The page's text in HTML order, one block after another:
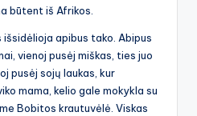
būtent iš Afrikos.
apibus tako. Abipus
vienoj pusėj miškas, ties juo
pusėj sojų laukas, kur
mama, kelio gale mokykla su
Bobitos krautuvėlė. Viskas